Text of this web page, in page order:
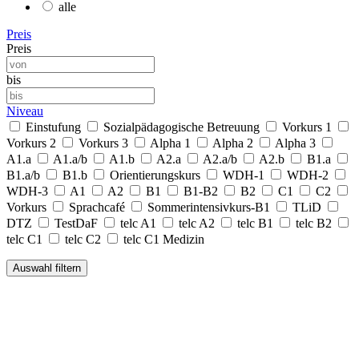
alle
Preis
Preis
bis
Niveau
Einstufung
Sozialpädagogische Betreuung
Vorkurs 1
Vorkurs 2
Vorkurs 3 Alpha 1 Alpha 2
Alpha 3
A1.a
A1.a/b A1.b A2.a A2.a/b A2.b
B1.a
B1.a/b
B1.b Orientierungskurs WDH-1
WDH-2
WDH-3
A1 A2 B1 B1-B2 B2 C1
C2
Vorkurs
Sprachcafé Sommerintensivkurs-B1
TLiD
DTZ
TestDaF telc A1 telc A2 telc B1
telc B2
telc C1
telc C2 telc C1 Medizin